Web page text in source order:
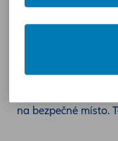
Došla vám baterie?
kde si ji můžete
na bezpečné místo.